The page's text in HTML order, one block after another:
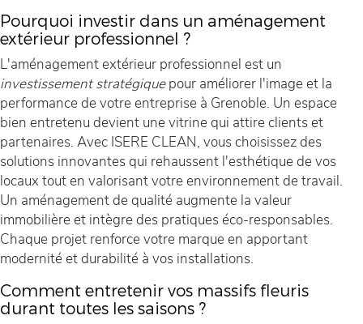
Pourquoi investir dans un aménagement
extérieur professionnel ?
L'aménagement extérieur professionnel est un
investissement stratégiquepour améliorer l'image et la
performance de votre entreprise à Grenoble. Un espace
bien entretenu devient une vitrine qui attire clients et
partenaires. Avec ISERE CLEAN, vous choisissez des
solutions innovantes qui rehaussent l'esthétique de vos
locaux tout en valorisant votre environnement de travail.
Un aménagement de qualité augmente la valeur
immobilière et intègre des pratiques éco-responsables.
Chaque projet renforce votre marque en apportant
modernité et durabilité à vos installations.
Comment entretenir vos massifs fleuris
durant toutes les saisons ?